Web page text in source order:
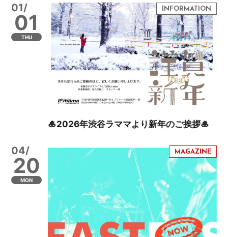
01/
01
THU
🎍2026年渋谷ラママより新年のご挨拶🎍
04/
20
MON